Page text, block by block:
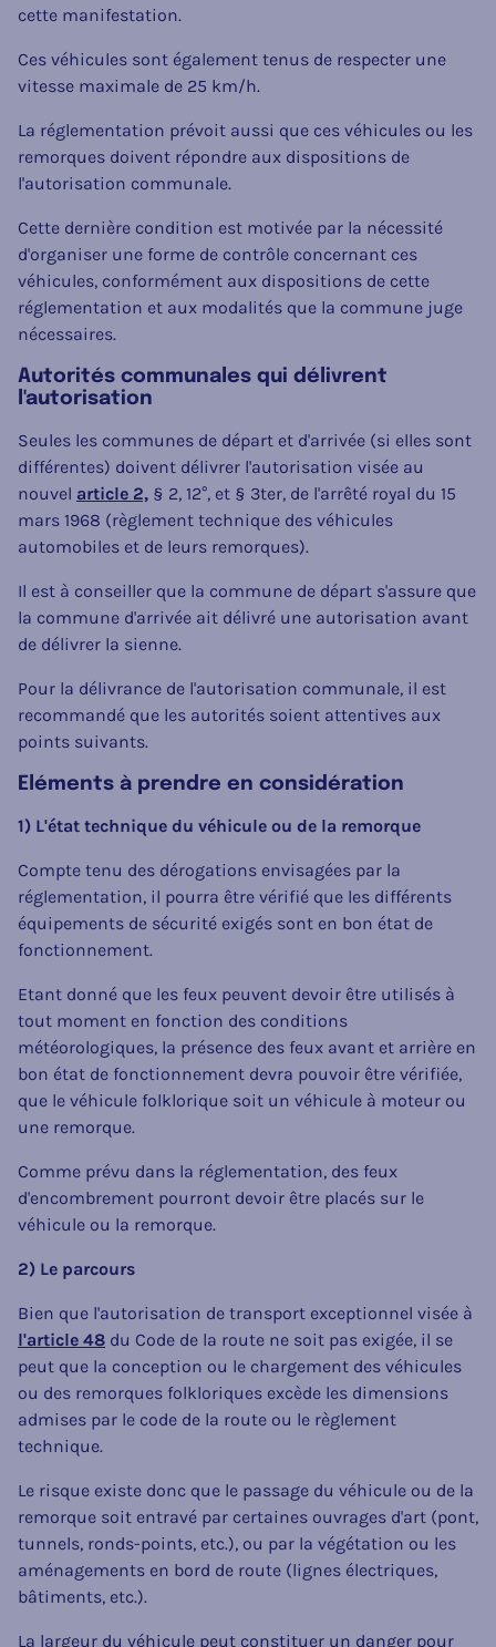
cette manifestation.
Ces véhicules sont également tenus de respecter une
vitesse maximale de 25 km/h.
La réglementation prévoit aussi que ces véhicules ou les
remorques doivent répondre aux dispositions de
l'autorisation communale.
Cette dernière condition est motivée par la nécessité
d'organiser une forme de contrôle concernant ces
véhicules, conformément aux dispositions de cette
réglementation et aux modalités que la commune juge
nécessaires.
Autorités communales qui délivrent
l'autorisation
Seules les communes de départ et d'arrivée (si elles sont
différentes) doivent délivrer l'autorisation visée au
nouvel article 2, § 2, 12°, et § 3ter, de l'arrêté royal du 15
mars 1968 (règlement technique des véhicules
automobiles et de leurs remorques).
Il est à conseiller que la commune de départ s'assure que
la commune d'arrivée ait délivré une autorisation avant
de délivrer la sienne.
Pour la délivrance de l'autorisation communale, il est
recommandé que les autorités soient attentives aux
points suivants.
Eléments à prendre en considération
1) L'état technique du véhicule ou de la remorque
Compte tenu des dérogations envisagées par la
réglementation, il pourra être vérifié que les différents
équipements de sécurité exigés sont en bon état de
fonctionnement.
Etant donné que les feux peuvent devoir être utilisés à
tout moment en fonction des conditions
météorologiques, la présence des feux avant et arrière en
bon état de fonctionnement devra pouvoir être vérifiée,
que le véhicule folklorique soit un véhicule à moteur ou
une remorque.
Comme prévu dans la réglementation, des feux
d'encombrement pourront devoir être placés sur le
véhicule ou la remorque.
2) Le parcours
Bien que l'autorisation de transport exceptionnel visée à
l'article 48 du Code de la route ne soit pas exigée, il se
peut que la conception ou le chargement des véhicules
ou des remorques folkloriques excède les dimensions
admises par le code de la route ou le règlement
technique.
Le risque existe donc que le passage du véhicule ou de la
remorque soit entravé par certaines ouvrages d'art (pont,
tunnels, ronds-points, etc.), ou par la végétation ou les
aménagements en bord de route (lignes électriques,
bâtiments, etc.).
La largeur du véhicule peut constituer un danger pour